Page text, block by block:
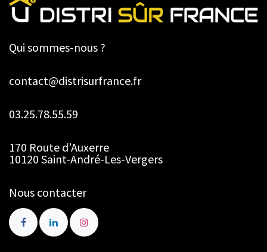
Qui sommes-nous ?
contact@distrisurfrance.fr
03.25.78.55.59
170 Route d’Auxerre
10120 Saint-André-Les-Vergers
Nous contacter